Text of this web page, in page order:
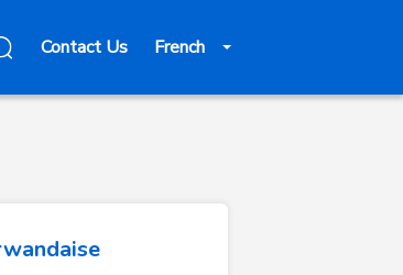
Contact Us French